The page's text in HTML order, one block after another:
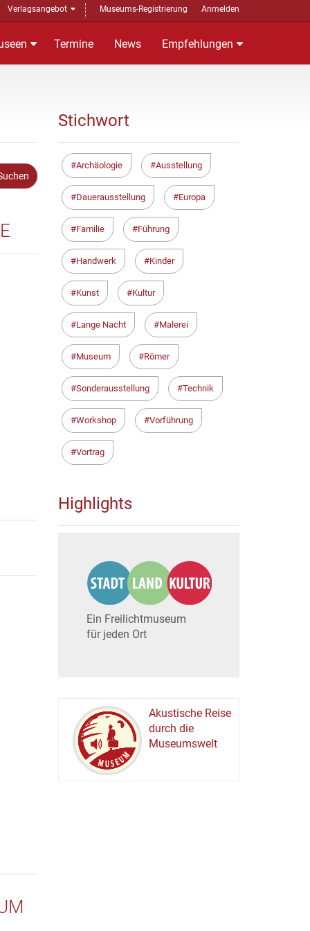
Verlagsangebot Museums-Registrierung Anmelden
Termine News Empfehlungen
Stichwort
Archäologie Ausstellung
Dauerausstellung Europa
Familie Führung
Handwerk Kinder
Kunst Kultur
Lange Nacht Malerei
Museum Römer
Sonderausstellung Technik
Workshop Vorführung
Vortrag
Highlights
Ein Freilichtmuseum
für jeden Ort
MUSEUM
Akustische Reise
durch die
Museumswelt